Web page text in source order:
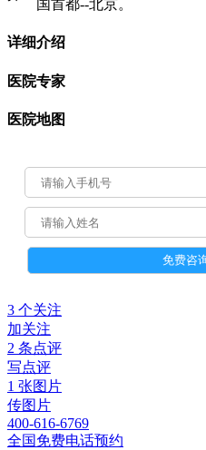
国首都--北京。
详细介绍
医院专家
医院地图
3 个关注
加关注
2 条点评
写点评
1 张图片
传图片
400-616-6769
全国免费电话预约